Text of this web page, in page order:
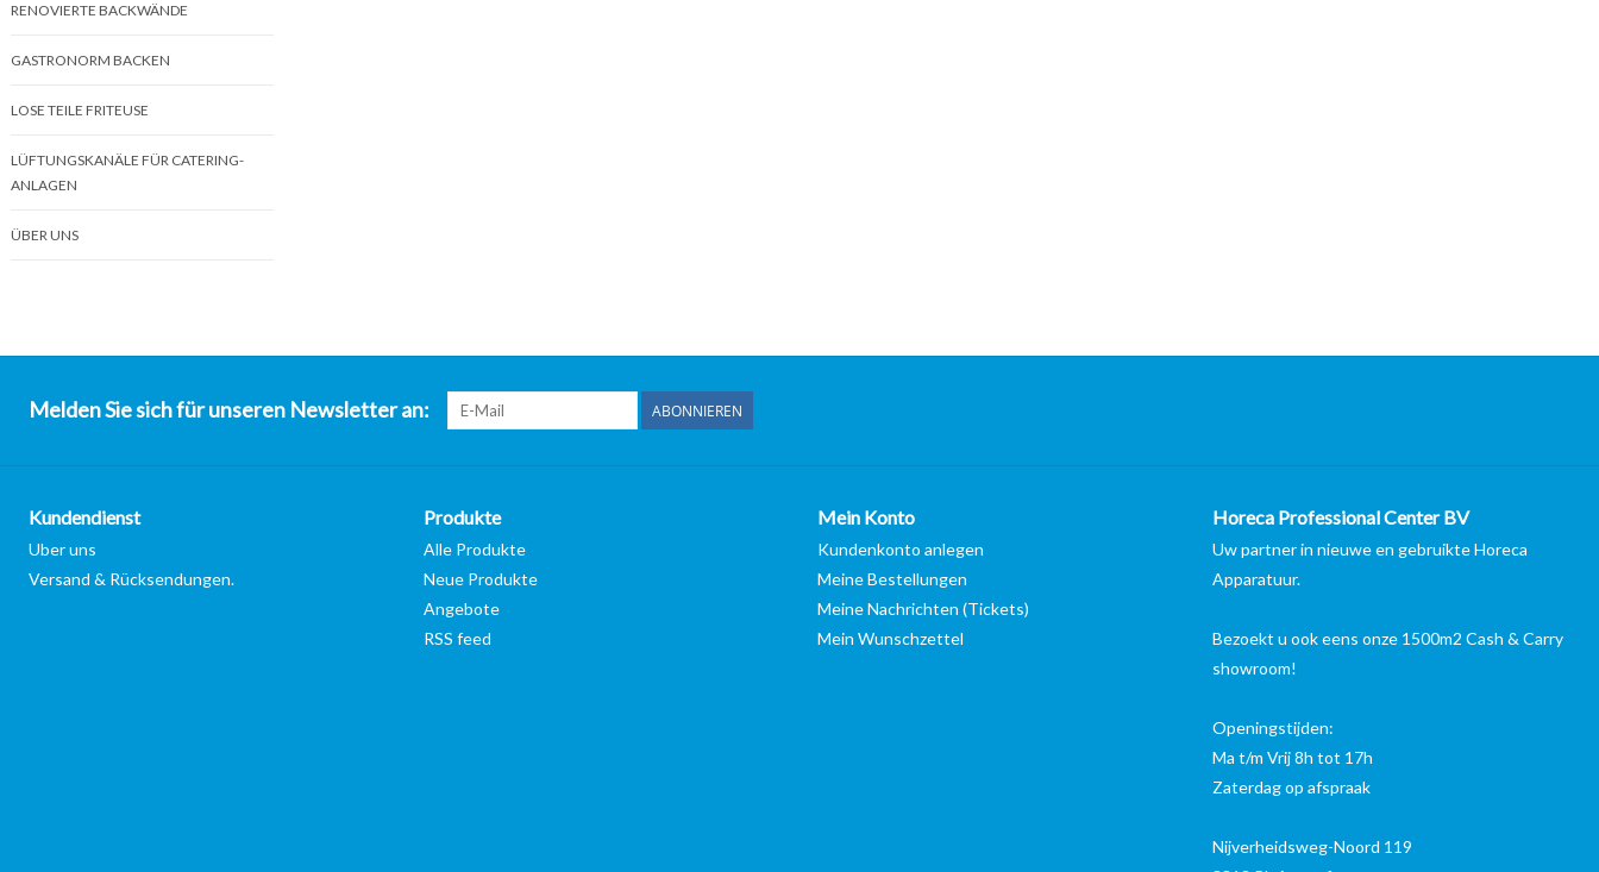
RENOVIERTE BACKWÄNDE
GASTRONORM BACKEN
LOSE TEILE FRITEUSE
LÜFTUNGSKANÄLE FÜR CATERING-
ANLAGEN
ÜBER UNS
Melden Sie sich für unseren Newsletter an: ABONNIEREN
Kundendienst
Uber uns
Versand & Rücksendungen.
Produkte
Alle Produkte
Neue Produkte
Angebote
RSS feed
Mein Konto
Kundenkonto anlegen
Meine Bestellungen
Meine Nachrichten (Tickets)
Mein Wunschzettel
Horeca Professional Center BV
Uw partner in nieuwe en gebruikte Horeca
Apparatuur.
Bezoekt u ook eens onze 1500m2 Cash & Carry
showroom!
Openingstijden:
Ma t/m Vrij 8h tot 17h
Zaterdag op afspraak
Nijverheidsweg-Noord 119